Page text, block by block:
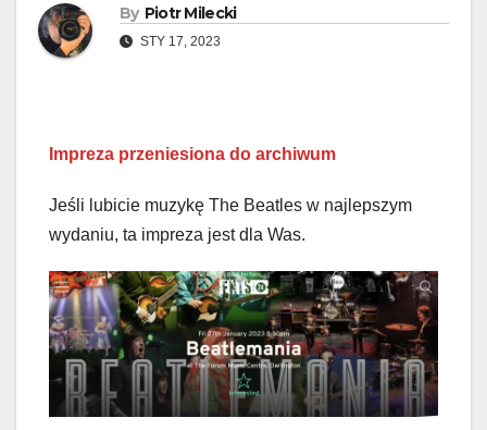
By Piotr Milecki
STY 17, 2023
Impreza przeniesiona do archiwum
Jeśli lubicie muzykę The Beatles w najlepszym
wydaniu, ta impreza jest dla Was.